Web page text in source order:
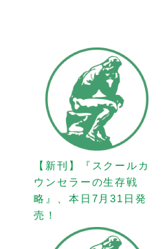
【新刊】『スクールカ
ウンセラーの生存戦
略』、本日7月31日発
売！